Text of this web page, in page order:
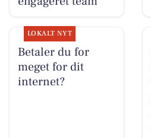
LOKALT NYT
Betaler du for
meget for dit
internet?